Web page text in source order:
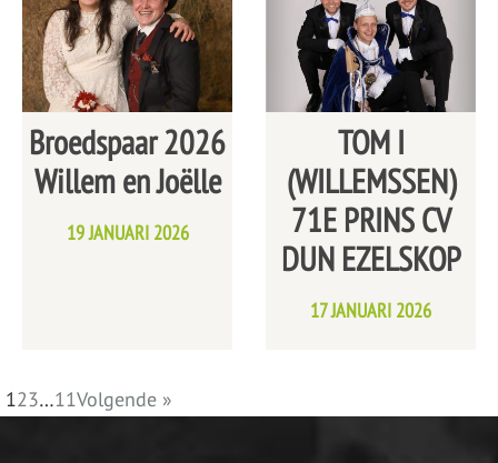
Broedspaar 2026
Willem en Joëlle
19 JANUARI 2026
TOM I
(WILLEMSSEN)
71E PRINS CV
DUN EZELSKOP
17 JANUARI 2026
123…11Volgende »